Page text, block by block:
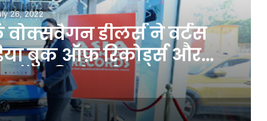
26, 2022
वोक्सवैगन डीलर्स ने वर्टस
बुक ऑफ़ रिकोर्ड्स और
ऑफ़ रिकोर्ड्स